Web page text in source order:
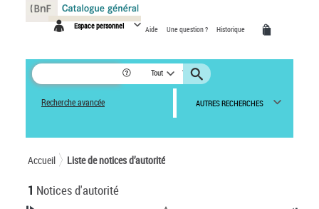
Espace personnel Aide Une question ? Historique
Tout
Recherche avancée AUTRES RECHERCHES
Accueil Liste de notices d’autorité
1 Notices d'autorité
Panneau de gestion des cookies